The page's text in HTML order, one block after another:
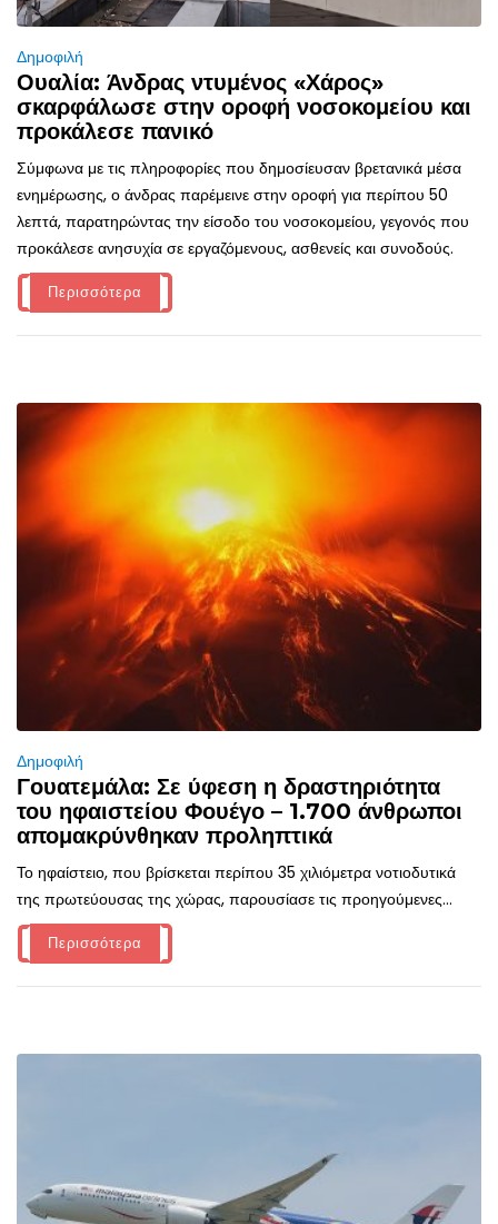
Δημοφιλή
Ουαλία: Άνδρας ντυμένος «Χάρος»
σκαρφάλωσε στην οροφή νοσοκομείου και
προκάλεσε πανικό
Σύμφωνα με τις πληροφορίες που δημοσίευσαν βρετανικά μέσα
ενημέρωσης, ο άνδρας παρέμεινε στην οροφή για περίπου 50
λεπτά, παρατηρώντας την είσοδο του νοσοκομείου, γεγονός που
προκάλεσε ανησυχία σε εργαζόμενους, ασθενείς και συνοδούς.
Περισσότερα
Δημοφιλή
Γουατεμάλα: Σε ύφεση η δραστηριότητα
του ηφαιστείου Φουέγο – 1.700 άνθρωποι
απομακρύνθηκαν προληπτικά
Το ηφαίστειο, που βρίσκεται περίπου 35 χιλιόμετρα νοτιοδυτικά
της πρωτεύουσας της χώρας, παρουσίασε τις προηγούμενες...
Περισσότερα